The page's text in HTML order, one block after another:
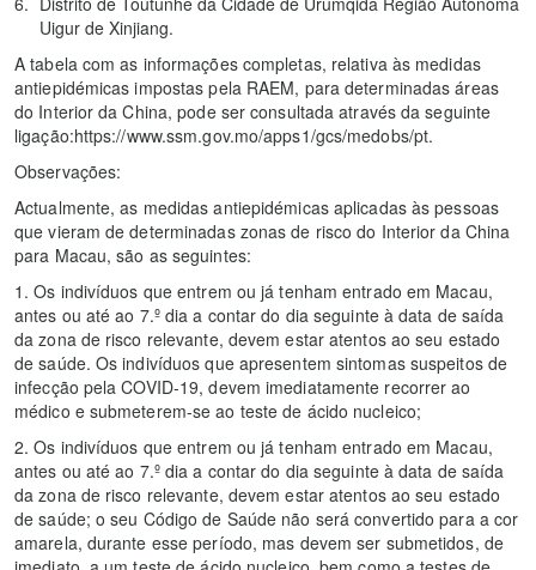
Uigur de Xinjiang.
A tabela com as informações completas, relativa às medidas
antiepidémicas impostas pela RAEM, para determinadas áreas
do Interior da China, pode ser consultada através da seguinte
ligação:https://www.ssm.gov.mo/apps1/gcs/medobs/pt.
Observações:
Actualmente, as medidas antiepidémicas aplicadas às pessoas
que vieram de determinadas zonas de risco do Interior da China
para Macau, são as seguintes:
1. Os indivíduos que entrem ou já tenham entrado em Macau,
antes ou até ao 7.º dia a contar do dia seguinte à data de saída
da zona de risco relevante, devem estar atentos ao seu estado
de saúde. Os indivíduos que apresentem sintomas suspeitos de
infecção pela COVID-19, devem imediatamente recorrer ao
médico e submeterem-se ao teste de ácido nucleico;
2. Os indivíduos que entrem ou já tenham entrado em Macau,
antes ou até ao 7.º dia a contar do dia seguinte à data de saída
da zona de risco relevante, devem estar atentos ao seu estado
de saúde; o seu Código de Saúde não será convertido para a cor
amarela, durante esse período, mas devem ser submetidos, de